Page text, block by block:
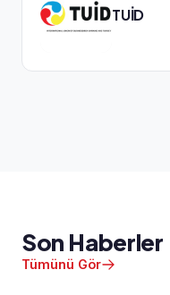
TUİD
Son Haberler
Tümünü Gör